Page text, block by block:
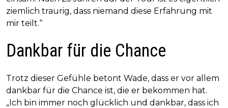
ziemlich traurig, dass niemand diese Erfahrung mit
mir teilt.“
Dankbar für die Chance
Trotz dieser Gefühle betont Wade, dass er vor allem
dankbar für die Chance ist, die er bekommen hat.
„Ich bin immer noch glücklich und dankbar, dass ich